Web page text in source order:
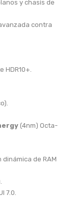
y chasis de
contra
HDR10+.
(4nm) Octa-
dinámica de RAM
7.0.